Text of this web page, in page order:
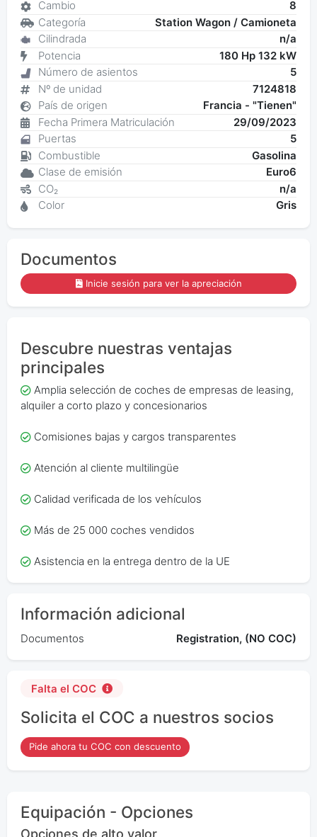
Cambio
8
Categoría
Station Wagon / Camioneta
Cilindrada
n/a
Potencia
180 Hp 132 kW
Número de asientos
5
Nº de unidad
7124818
País de origen
Francia - "Tienen"
Fecha Primera Matriculación
29/09/2023
Puertas
5
Combustible
Gasolina
Clase de emisión
Euro6
CO₂
n/a
Color
Gris
Documentos
Inicie sesión para ver la apreciación
Descubre nuestras ventajas
principales
Amplia selección de coches de empresas de leasing,
alquiler a corto plazo y concesionarios
Comisiones bajas y cargos transparentes
Atención al cliente multilingüe
Calidad verificada de los vehículos
Más de 25 000 coches vendidos
Asistencia en la entrega dentro de la UE
Información adicional
Documentos Registration, (NO COC)
Falta el COC
Solicita el COC a nuestros socios
Pide ahora tu COC con descuento
Equipación - Opciones